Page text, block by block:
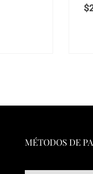
$
MÉTODOS DE